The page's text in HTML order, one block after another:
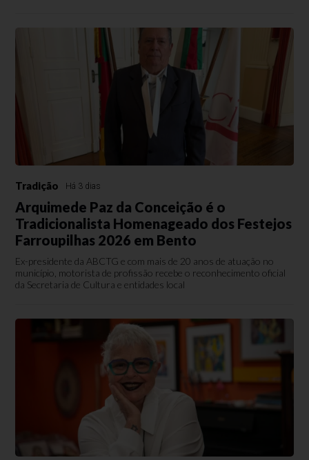
Tradição Há 3 dias
Arquimede Paz da Conceição é o
Tradicionalista Homenageado dos Festejos
Farroupilhas 2026 em Bento
Ex-presidente da ABCTG e com mais de 20 anos de atuação no
município, motorista de profissão recebe o reconhecimento oficial
da Secretaria de Cultura e entidades local